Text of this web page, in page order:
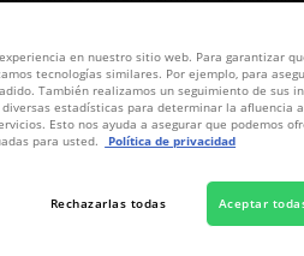
probablemente no podrá utilizar las
Interruptor de señal de giro
en nuestro sitio web. Para garantizar
tecnologías similares. Por ejemplo, para
También realizamos un seguimiento de sus
estadísticas para determinar la afluencia
Esto nos ayuda a asegurar que podemos
para usted.
Política de privacidad
Rechazarlas todas Aceptar